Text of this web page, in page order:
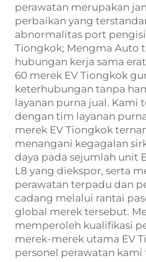
perawatan merupakan
perbaikan yang
abnormalitas port
Tiongkok; Mengma Auto
hubungan kerja sama
60 merek EV Tiongkok
keterhubungan tanpa
layanan purna jual. Kami
dengan tim layanan
merek EV Tiongkok
menangani kegagalan
daya pada sejumlah unit
L8 yang diekspor, serta
perawatan terpadu dan
cadang melalui rantai
global merek tersebut.
memperoleh kualifikasi
merek-merek utama EV
personel perawatan kami